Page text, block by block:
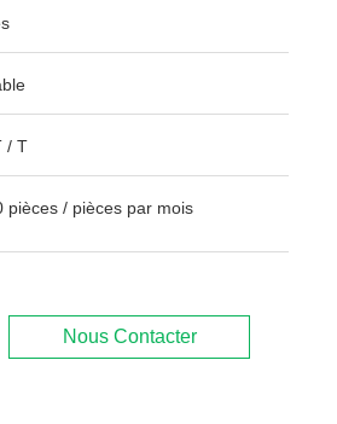
/ T
pièces / pièces par mois
Nous Contacter